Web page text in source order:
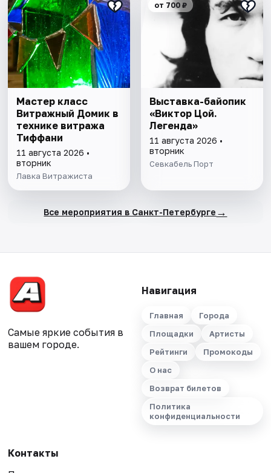
Мастер класс
Витражный Домик в
технике витража
Тиффани
11 августа 2026 •
вторник
Лавка Витражиста
от 700 ₽
Выставка-байопик
«Виктор Цой.
Легенда»
11 августа 2026 •
вторник
Севкабель Порт
Все мероприятия в Санкт-Петербурге →
Самые яркие события в
вашем городе.
Навигация
Главная
Города
Площадки
Артисты
Рейтинги
Промокоды
О нас
Возврат билетов
Политика
конфиденциальности
Контакты